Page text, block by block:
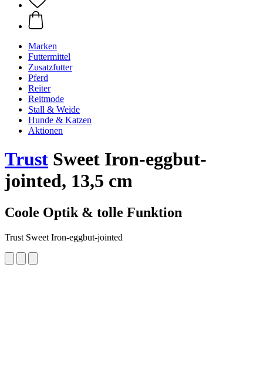
Marken
Futtermittel
Zusatzfutter
Pferd
Reiter
Reitmode
Stall & Weide
Hunde & Katzen
Aktionen
Trust Sweet Iron-eggbut-
jointed, 13,5 cm
Coole Optik & tolle Funktion
Trust Sweet Iron-eggbut-jointed